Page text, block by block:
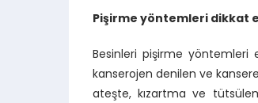
Pişirme yöntemleri dikkat
Besinleri pişirme yöntemleri
kanserojen denilen ve
ateşte, kızartma ve